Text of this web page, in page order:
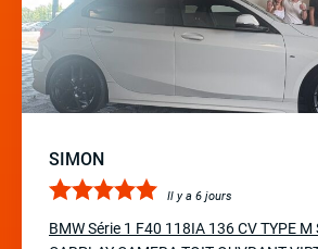
SIMON
Il y a 6 jours
BMW Série 1 F40 118IA 136 CV TYPE M